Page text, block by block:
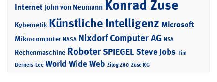
Internet John von Neumann Konrad Zuse
Kybernetik Künstliche Intelligenz Microsoft
Mikrocomputer NASA Nixdorf Computer AG NSA
Rechenmaschine RoboterSPIEGELSteve Jobs Tim
Berners-Lee World Wide Web Zilog Z80 Zuse KG